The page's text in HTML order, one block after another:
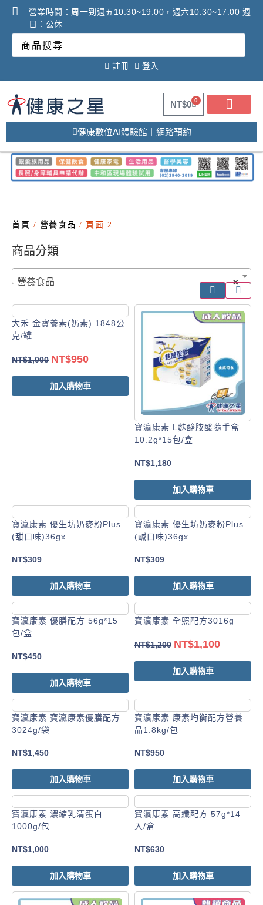
營業時間：周一到週五10:30~19:00，週六10:30~17:00 週
日：公休
註冊 登入
NT$0 0
健康數位AI體驗館｜網路預約
首頁 / 營養食品 / 頁面 2
商品分類
×
營養食品
大禾 金寶養素(奶素) 1848公
克/罐
NT$1,000 NT$950
加入購物車
寶瀛康素 L麩醯胺酸隨手盒
10.2g*15包/盒
NT$1,180
加入購物車
寶瀛康素 優生坊奶麥粉Plus
(甜口味)36gx...
NT$309
加入購物車
寶瀛康素 優生坊奶麥粉Plus
(鹹口味)36gx...
NT$309
加入購物車
寶瀛康素 優膳配方 56g*15
包/盒
NT$450
加入購物車
寶瀛康素 全照配方3016g
NT$1,200 NT$1,100
加入購物車
寶瀛康素 寶瀛康素優膳配方
3024g/袋
NT$1,450
加入購物車
寶瀛康素 康素均衡配方營養
品1.8kg/包
NT$950
加入購物車
寶瀛康素 濃縮乳清蛋白
1000g/包
NT$1,000
加入購物車
寶瀛康素 高纖配方 57g*14
入/盒
NT$630
加入購物車